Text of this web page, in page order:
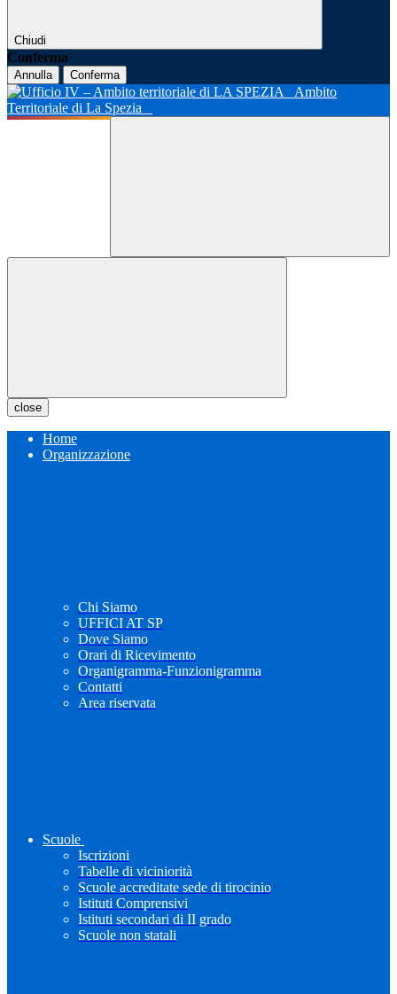
Chiudi
Conferma
Annulla Conferma
Ambito
Territoriale di La Spezia
close
Home
Organizzazione
Chi Siamo
UFFICI AT SP
Dove Siamo
Orari di Ricevimento
Organigramma-Funzionigramma
Contatti
Area riservata
Scuole
Iscrizioni
Tabelle di viciniorità
Scuole accreditate sede di tirocinio
Istituti Comprensivi
Istituti secondari di II grado
Scuole non statali